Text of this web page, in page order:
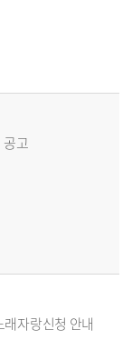
공고
자랑신청 안내